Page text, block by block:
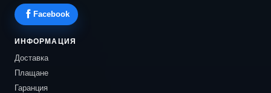
Facebook
ИНФОРМАЦИЯ
Доставка
Плащане
Гаранция